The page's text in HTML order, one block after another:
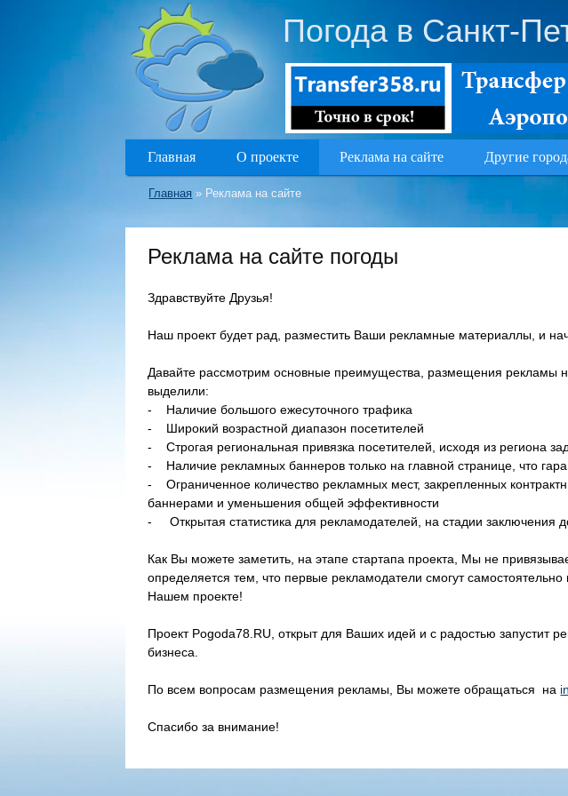
Погода в Санкт-
Главная О проекте Реклама на сайте Другие
Главная » Реклама на сайте
Реклама на сайте погоды
Здравствуйте Друзья!
Наш проект будет рад, разместить Ваши рекламные материаллы, и
Давайте рассмотрим основные преимущества, размещения рекламы
выделили:
- Наличие большого ежесуточного трафика
- Широкий возрастной диапазон посетителей
- Строгая региональная привязка посетителей, исходя из региона
- Наличие рекламных баннеров только на главной странице, что
- Ограниченное количество рекламных мест, закрепленных
баннерами и уменьшения общей эффективности
- Открытая статистика для рекламодателей, на стадии заключения
Как Вы можете заметить, на этапе стартапа проекта, Мы не
определяется тем, что первые рекламодатели смогут
Нашем проекте!
Проект Pogoda78.RU, открыт для Ваших идей и с радостью запустит
бизнеса.
По всем вопросам размещения рекламы, Вы можете обращаться на
Спасибо за внимание!